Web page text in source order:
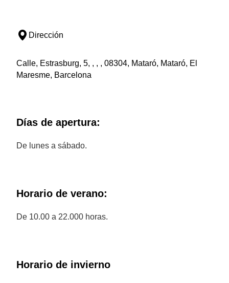
Dirección
Calle, Estrasburg, 5, , , , 08304, Mataró, Mataró, El
Maresme, Barcelona
Días de apertura:
De lunes a sábado.
Horario de verano:
De 10.00 a 22.000 horas.
Horario de invierno